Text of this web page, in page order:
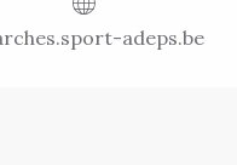
adeps.be